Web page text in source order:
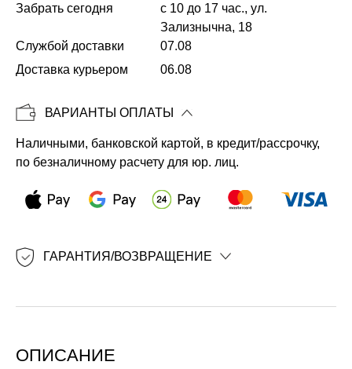
Копировать
Забрать сегодня
с 10 до 17 час., ул.
Зализнычна, 18
Службой доставки
07.08
Доставка курьером
06.08
ВАРИАНТЫ ОПЛАТЫ
Наличными, банковской картой, в кредит/рассрочку,
по безналичному расчету для юр. лиц.
ГАРАНТИЯ/ВОЗВРАЩЕНИЕ
ОПИСАНИЕ